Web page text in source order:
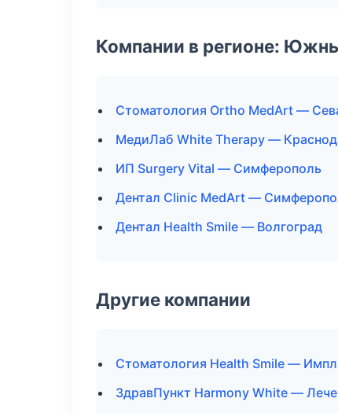
Компании в регионе:
Стоматология Ortho MedArt —
МедиЛаб White Therapy —
ИП Surgery Vital — Симферополь
Дентал Clinic MedArt —
Дентал Health Smile — Волгоград
Другие компании
Стоматология Health Smile —
ЗдравПункт Harmony White —